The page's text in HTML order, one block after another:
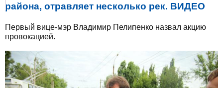
района, отравляет несколько рек. ВИДЕО
Первый вице-мэр Владимир Пелипенко назвал акцию
провокацией.